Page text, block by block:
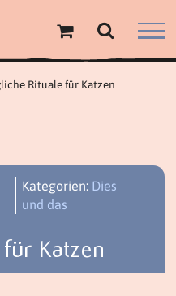
Rituale für Katzen
Kategorien: Dies
und das
Katzen